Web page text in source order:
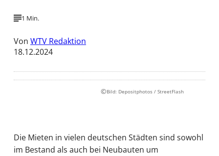
1 Min.
Von WTV Redaktion
18.12.2024
©Bild: Depositphotos / StreetFlash
Die Mieten in vielen deutschen Städten sind sowohl
im Bestand als auch bei Neubauten um